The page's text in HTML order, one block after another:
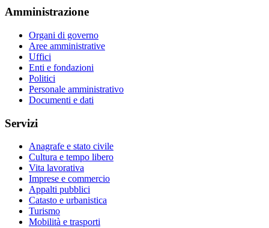
Amministrazione
Organi di governo
Aree amministrative
Uffici
Enti e fondazioni
Politici
Personale amministrativo
Documenti e dati
Servizi
Anagrafe e stato civile
Cultura e tempo libero
Vita lavorativa
Imprese e commercio
Appalti pubblici
Catasto e urbanistica
Turismo
Mobilità e trasporti